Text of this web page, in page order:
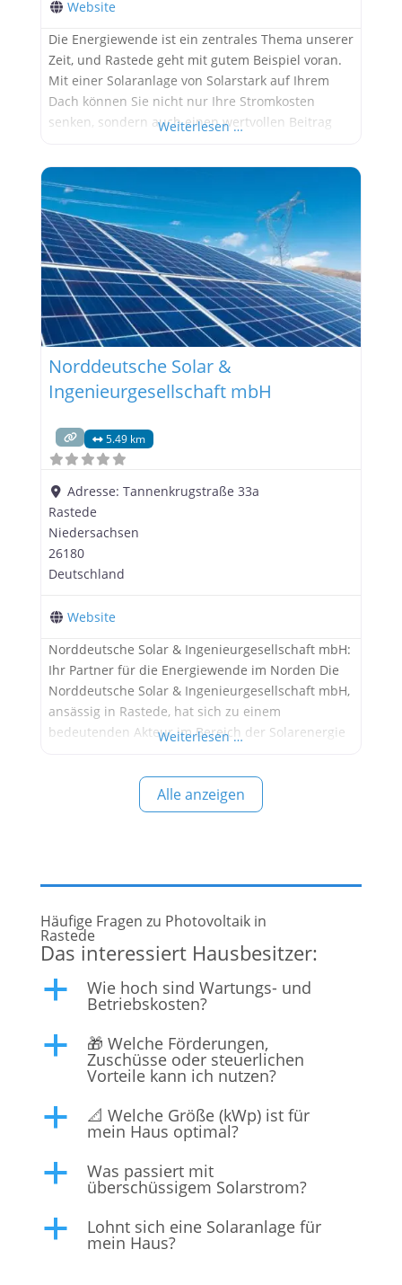
Website
Die Energiewende ist ein zentrales Thema unserer
Zeit, und Rastede geht mit gutem Beispiel voran.
Mit einer Solaranlage von Solarstark auf Ihrem
Dach können Sie nicht nur Ihre Stromkosten
senken, sondern auch einen wertvollen Beitrag
Solarstark GmbH mit langjähriger Erfahrung und
umfassendem Know-how zur Seite. Solarenergie
Weiterlesen …
Norddeutsche Solar &
Ingenieurgesellschaft mbH
5.49 km
Adresse:Tannenkrugstraße 33a
Rastede
Niedersachsen
26180
Deutschland
Website
Norddeutsche Solar & Ingenieurgesellschaft mbH:
Ihr Partner für die Energiewende im Norden Die
Norddeutsche Solar & Ingenieurgesellschaft mbH,
ansässig in Rastede, hat sich zu einem
bedeutenden Akteur im Bereich der Solarenergie
bietet ein breites Spektrum an Dienstleistungen
rund um die Planung, Installation und Wartung
von Solaranlagen. Dabei richtet sich das Angebot
Weiterlesen …
Alle anzeigen
Häufige Fragen zu Photovoltaik in
Rastede
Das interessiert Hausbesitzer:
a Wie hoch sind Wartungs- und
Betriebskosten?
a 🎁 Welche Förderungen,
Zuschüsse oder steuerlichen
Vorteile kann ich nutzen?
a 📐 Welche Größe (kWp) ist für
mein Haus optimal?
a Was passiert mit
überschüssigem Solarstrom?
a Lohnt sich eine Solaranlage für
mein Haus?